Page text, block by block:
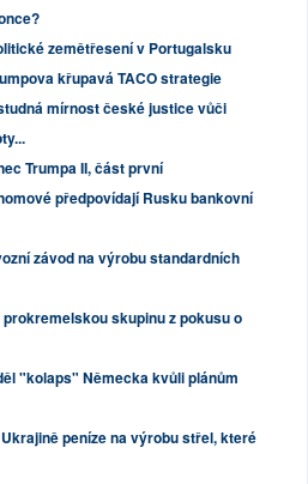
zemětřesení v Portugalsku
křupavá TACO strategie
mírnost české justice vůči
Trumpa II, část první
předpovídají Rusku bankovní
závod na výrobu standardních
skupinu z pokusu o
"kolaps" Německa kvůli plánům
peníze na výrobu střel, které